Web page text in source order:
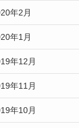
年2月
年1月
年12月
年11月
年10月